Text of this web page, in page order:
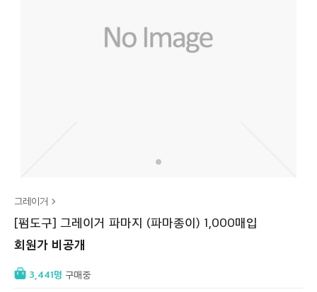
그레이거
[펌도구] 그레이거 파마지 (파마종이) 1,000매입
회원가 비공개
3,441 구매중